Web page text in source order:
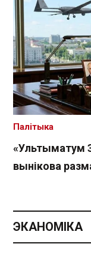
«Ультыматум
вынікова
Палітыка
ЭКАНОМІКА